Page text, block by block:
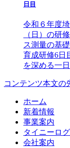
日目
令和６年度
（日）の研
ス測量の基
育成研修6日
を深める一
コンテンツ本文の
ホーム
新着情報
事業案内
タイニーロ
会社案内